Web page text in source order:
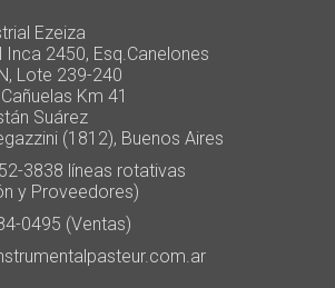
Ezeiza
2450, Esq.Canelones
Lote 239-240
Km 41
Suárez
(1812), Buenos Aires
3838 líneas rotativas
y Proveedores)
0495 (Ventas)